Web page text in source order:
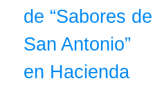
de “Sabores de
San Antonio”
en Hacienda